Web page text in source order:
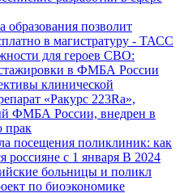
образования позволит
в магистратуру - ТАСС
для героев СВО:
в ФМБА России
клинической
«Ракурс 223Ra»,
ФМБА России, внедрен в
прак
посещения поликлиник: как
россияне с 1 января В 2024
больницы и поликл
по биоэкономике